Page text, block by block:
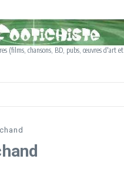
(films, chansons, BD, pubs, œuvres d'art et